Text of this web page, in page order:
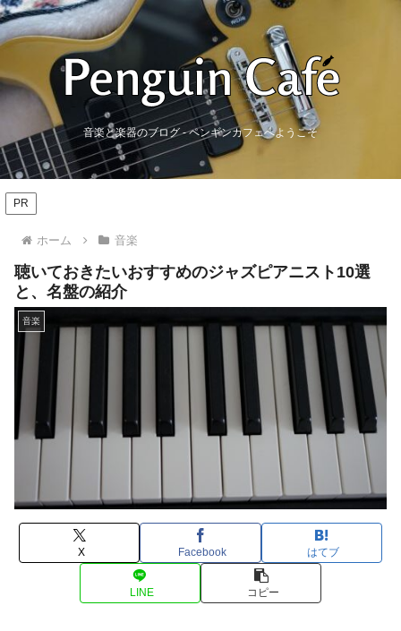
音楽と楽器のブログ - ペンギンカフェへようこそ
PR
ホーム 音楽
聴いておきたいおすすめのジャズピアニスト10選
と、名盤の紹介
音楽
X Facebook はてブ
LINE コピー